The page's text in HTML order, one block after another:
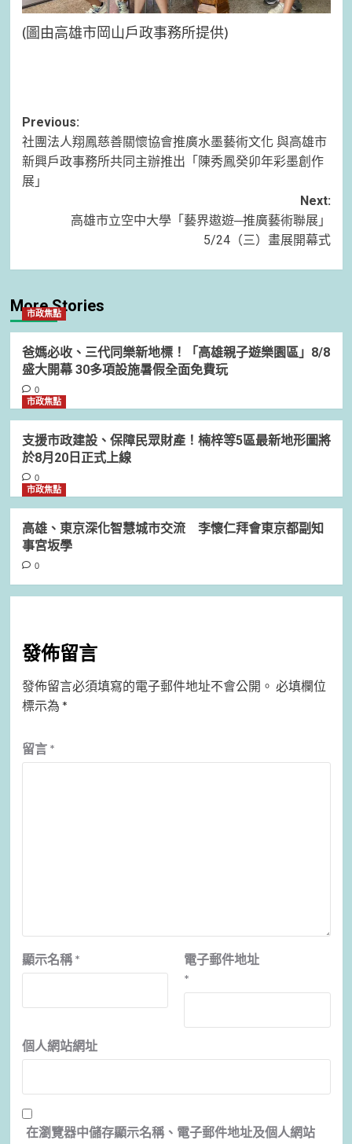
(圖由高雄市岡山戶政事務所提供)
Post
navigation
Previous:
社團法人翔鳳慈善關懷協會推廣水墨藝術文化 與高雄市
新興戶政事務所共同主辦推出「陳秀鳳癸卯年彩墨創作
展」
Next:
高雄市立空中大學「藝界遨遊─推廣藝術聯展」
5/24（三）畫展開幕式
More Stories
市政焦點
爸媽必收、三代同樂新地標！「高雄親子遊樂園區」8/8
盛大開幕 30多項設施暑假全面免費玩
0
市政焦點
支援市政建設、保障民眾財產！楠梓等5區最新地形圖將
於8月20日正式上線
0
市政焦點
高雄、東京深化智慧城市交流 李懷仁拜會東京都副知
事宮坂學
0
發佈留言
發佈留言必須填寫的電子郵件地址不會公開。 必填欄位
標示為 *
留言 *
顯示名稱 *
電子郵件地址
*
個人網站網址
在瀏覽器中儲存顯示名稱、電子郵件地址及個人網站